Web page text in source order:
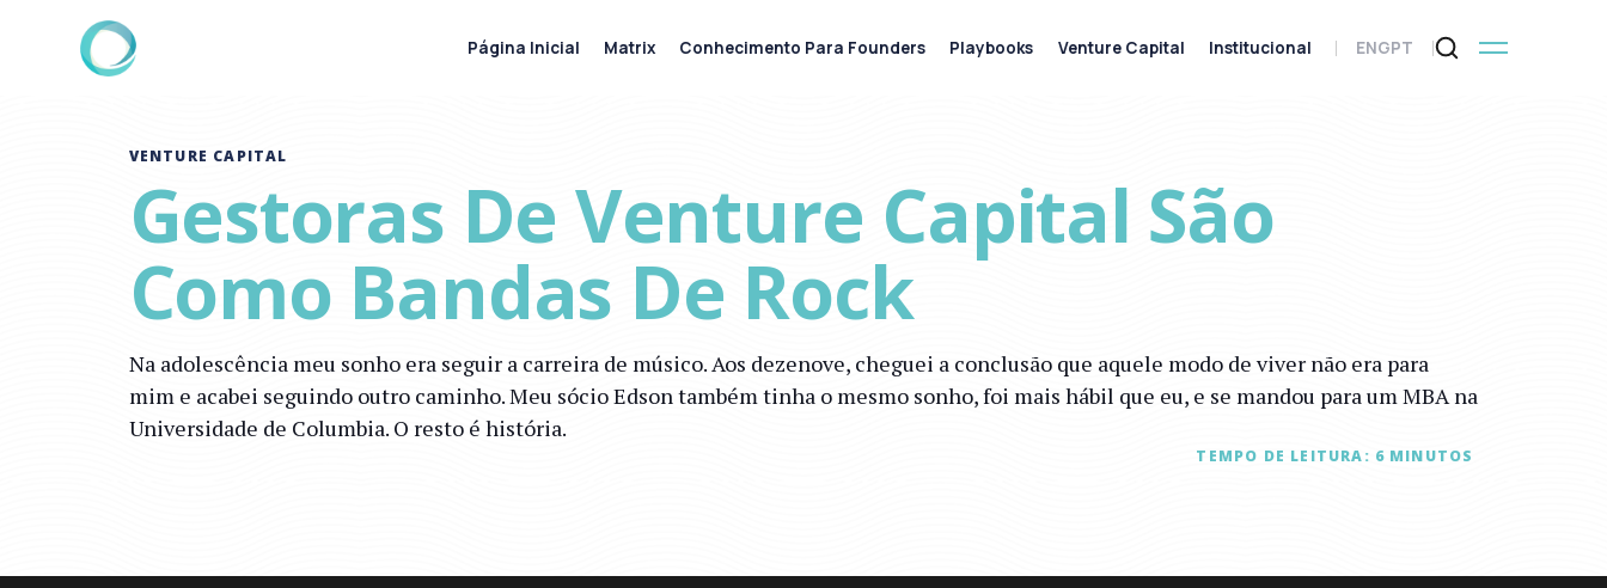
VENTURE CAPITAL
Gestoras De Venture Capital São
Como Bandas De Rock
Na adolescência meu sonho era seguir a carreira de músico. Aos dezenove, cheguei a conclusão que aquele modo de viver não era para
mim e acabei seguindo outro caminho. Meu sócio Edson também tinha o mesmo sonho, foi mais hábil que eu, e se mandou para um MBA na
Universidade de Columbia. O resto é história.
TEMPO DE LEITURA: 6 MINUTOS
Página Inicial Matrix Conhecimento Para Founders Playbooks Venture Capital Institucional ENGPT